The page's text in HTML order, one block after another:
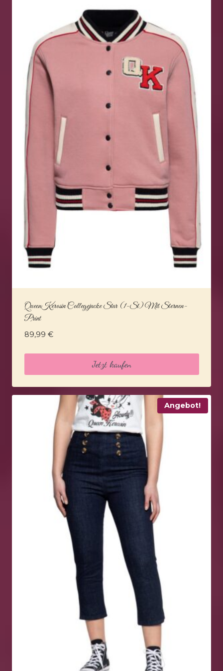
QueenKerosin Collegejacke Star (1-St) Mit Sternen-
Print
89,99 €
Jetzt kaufen
Angebot!